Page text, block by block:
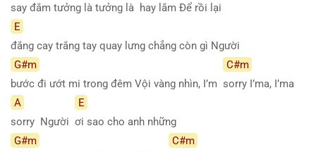
say đắm tưởng là tưởng là
hay lắm Để rồi lại
E
đắng cay trắng tay quay lưng chẳng còn gì Người
G#m
bước đi ướt mi trong đêm Vội vàng nhìn, I’m
C#m
sorry I’ma, I’ma
A
sorry Người
E
ơi sao cho anh những
G#m
C#m